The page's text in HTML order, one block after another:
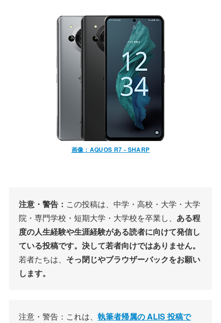
画像：AQUOS R7 - SHARP
注意・警告： この投稿は、中学・高校・大学・大学
院・専門学校・短期大学・大学校を卒業し、 ある程
度の人生経験や生涯経験がある読者に向けて発信し
ている投稿です。決して若者向けではありません。
若者たちは、 そっ閉じやブラウザーバックをお願い
します。
注意・警告：これは、 執筆者帰属の ALIS 投稿で